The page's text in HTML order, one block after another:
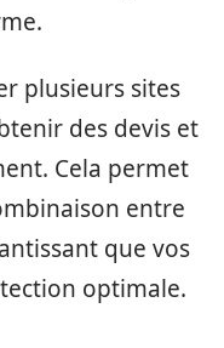
plusieurs sites
des devis et
Cela permet
entre
que vos
optimale.